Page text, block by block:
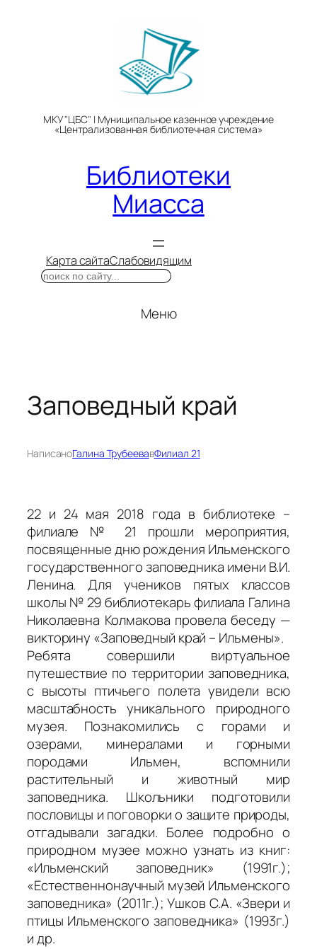
МКУ "ЦБС" | Муниципальное казенное учреждение
«Централизованная библиотечная система»
Библиотеки
Миасса
Карта сайтаСлабовидящим
Поиск
Меню
Заповедный край
НаписаноГалина ТрубеевавФилиал 21
22 и 24 мая 2018 года в библиотеке –
филиале № 21 прошли мероприятия,
посвященные дню рождения Ильменского
государственного заповедника имени В.И.
Ленина. Для учеников пятых классов
школы № 29 библиотекарь филиала Галина
Николаевна Колмакова провела беседу —
викторину «Заповедный край – Ильмены».
Ребята совершили виртуальное
путешествие по территории заповедника,
с высоты птичьего полета увидели всю
масштабность уникального природного
музея. Познакомились с горами и
озерами, минералами и горными
породами Ильмен, вспомнили
растительный и животный мир
заповедника. Школьники подготовили
пословицы и поговорки о защите природы,
отгадывали загадки. Более подробно о
природном музее можно узнать из книг:
«Ильменский заповедник» (1991г.);
«Естественнонаучный музей Ильменского
заповедника» (2011г.); Ушков С.А. «Звери и
птицы Ильменского заповедника» (1993г.)
и др.